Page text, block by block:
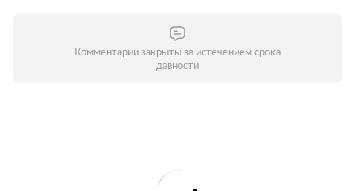
Комментарии закрыты за истечением срока
давности